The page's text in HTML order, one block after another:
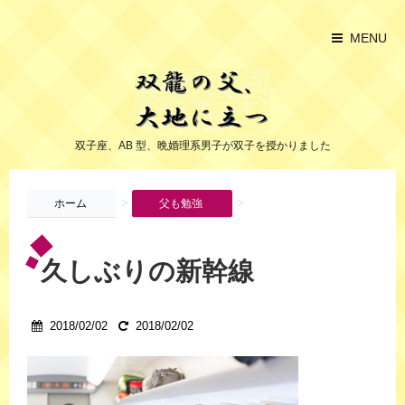
MENU
双子座、AB 型、晩婚理系男子が双子を授かりました
ホーム > 父も勉強 >
久しぶりの新幹線
2018/02/02 2018/02/02